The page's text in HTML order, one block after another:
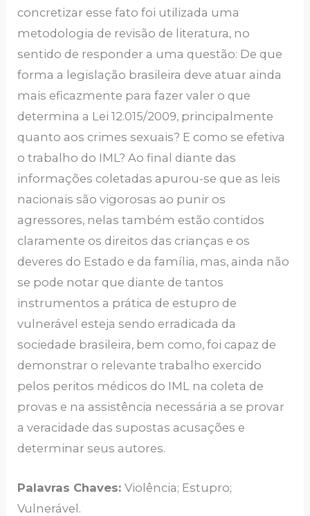
concretizar esse fato foi utilizada uma
metodologia de revisão de literatura, no
sentido de responder a uma questão: De que
forma a legislação brasileira deve atuar ainda
mais eficazmente para fazer valer o que
determina a Lei 12.015/2009, principalmente
quanto aos crimes sexuais? E como se efetiva
o trabalho do IML? Ao final diante das
informações coletadas apurou-se que as leis
nacionais são vigorosas ao punir os
agressores, nelas também estão contidos
claramente os direitos das crianças e os
deveres do Estado e da família, mas, ainda não
se pode notar que diante de tantos
instrumentos a prática de estupro de
vulnerável esteja sendo erradicada da
sociedade brasileira, bem como, foi capaz de
demonstrar o relevante trabalho exercido
pelos peritos médicos do IML na coleta de
provas e na assistência necessária a se provar
a veracidade das supostas acusações e
determinar seus autores.
Palavras Chaves:Violência; Estupro;
Vulnerável.